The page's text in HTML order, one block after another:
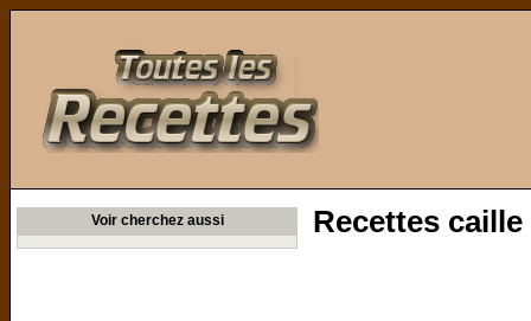
Voir cherchez aussi Recettes